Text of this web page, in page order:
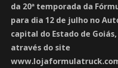
da 20ª temporada da
para dia 12 de julho no
capital do Estado de
através do site